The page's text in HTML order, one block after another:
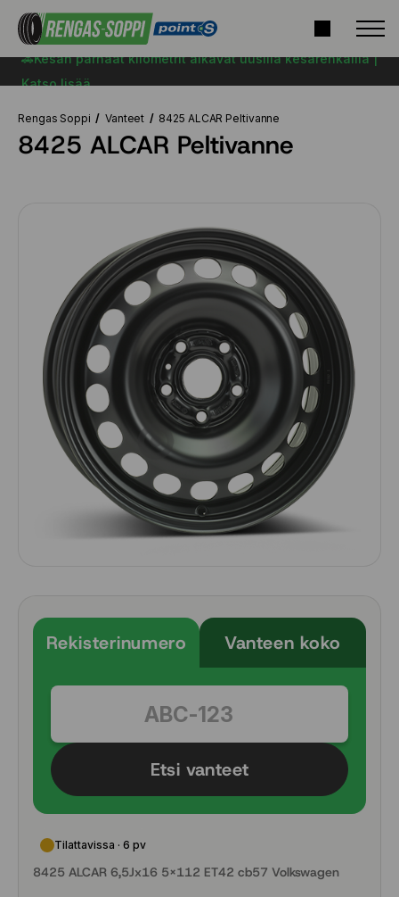
🚗Kesän parhaat kilometrit alkavat uusilla kesärenkailla |
Katso lisää
Rengas Soppi Vanteet 8425 ALCAR Peltivanne
8425 ALCAR Peltivanne
Rekisterinumero Vanteen koko
Etsi vanteet
Tilattavissa · 6 pv
8425 ALCAR 6,5Jx16 5x112 ET42 cb57 Volkswagen